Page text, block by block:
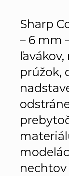
Sharp
– 6 mm
prúžok,
nechtov